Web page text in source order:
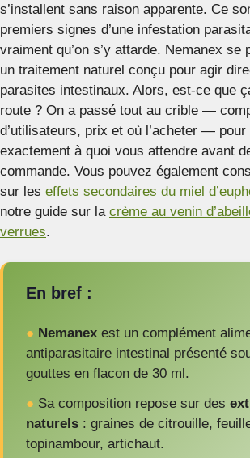
s’installent sans raison apparente. Ce
premiers signes d’une infestation
vraiment qu’on s’y attarde. Nemanex se
un traitement naturel conçu pour agir
parasites intestinaux. Alors, est-ce que
route ? On a passé tout au crible —
d’utilisateurs, prix et où l’acheter —
exactement à quoi vous attendre avant
commande. Vous pouvez également
sur les effets secondaires du miel
notre guide sur la crème au venin
verrues.
En bref :
● Nemanex est un complément
antiparasitaire intestinal présenté
gouttes en flacon de 30 ml.
● Sa composition repose sur des
naturels : graines de citrouille,
topinambour, artichaut.